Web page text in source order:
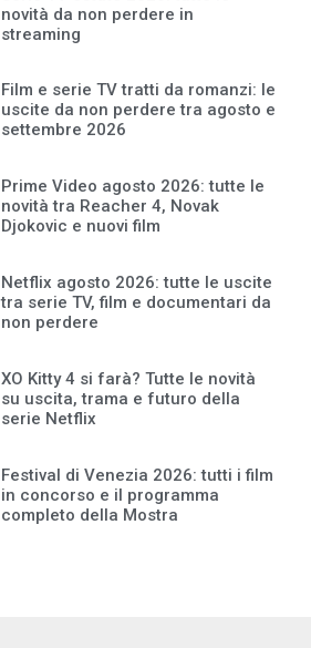
novità da non perdere in
streaming
Film e serie TV tratti da romanzi: le
uscite da non perdere tra agosto e
settembre 2026
Prime Video agosto 2026: tutte le
novità tra Reacher 4, Novak
Djokovic e nuovi film
Netflix agosto 2026: tutte le uscite
tra serie TV, film e documentari da
non perdere
XO Kitty 4 si farà? Tutte le novità
su uscita, trama e futuro della
serie Netflix
Festival di Venezia 2026: tutti i film
in concorso e il programma
completo della Mostra